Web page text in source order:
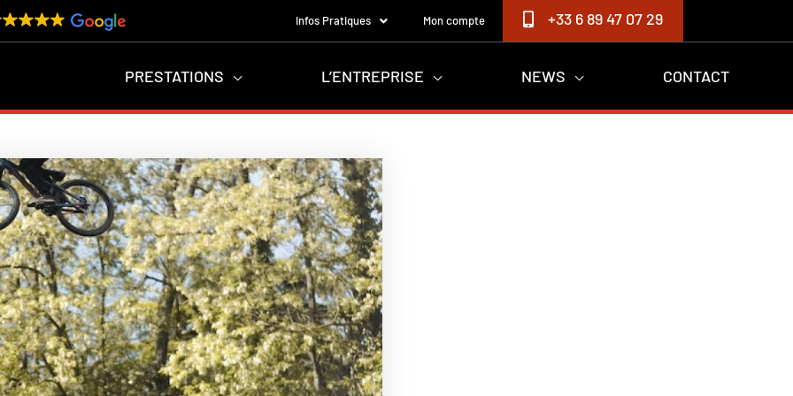
Infos Pratiques Mon compte +33 6 89 47 07 29
PRESTATIONS L’ENTREPRISE NEWS CONTACT